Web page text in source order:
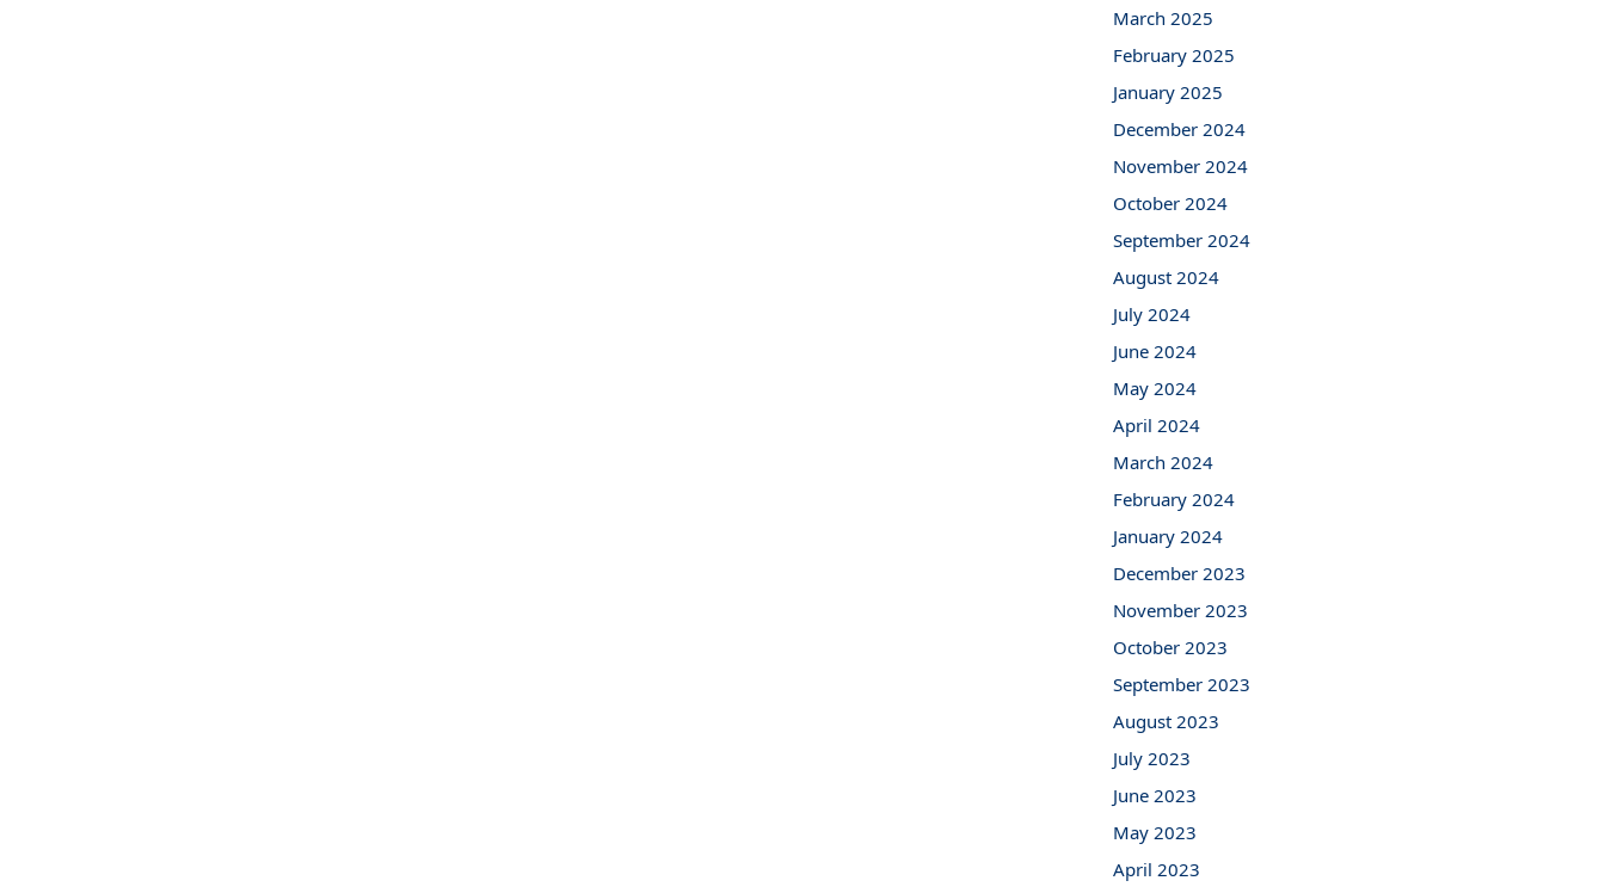
March 2025
February 2025
January 2025
December 2024
November 2024
October 2024
September 2024
August 2024
July 2024
June 2024
May 2024
April 2024
March 2024
February 2024
January 2024
December 2023
November 2023
October 2023
September 2023
August 2023
July 2023
June 2023
May 2023
April 2023